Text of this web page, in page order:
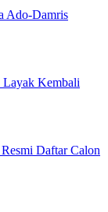
Ado-Damris
Layak Kembali
Daftar Calon